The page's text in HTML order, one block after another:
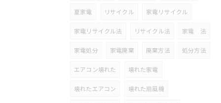
夏家電 リサイクル 家電リサイクル
家電リサイクル法 リサイクル法 家電 法
家電処分 家電廃棄 廃棄方法 処分方法
エアコン壊れた 壊れた家電
壊れたエアコン 壊れた扇風機